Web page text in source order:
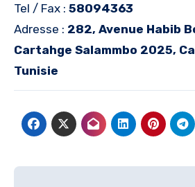
Tel / Fax : 58094363
Adresse : 282, Avenue Habib
Cartahge Salammbo 2025,
Tunisie